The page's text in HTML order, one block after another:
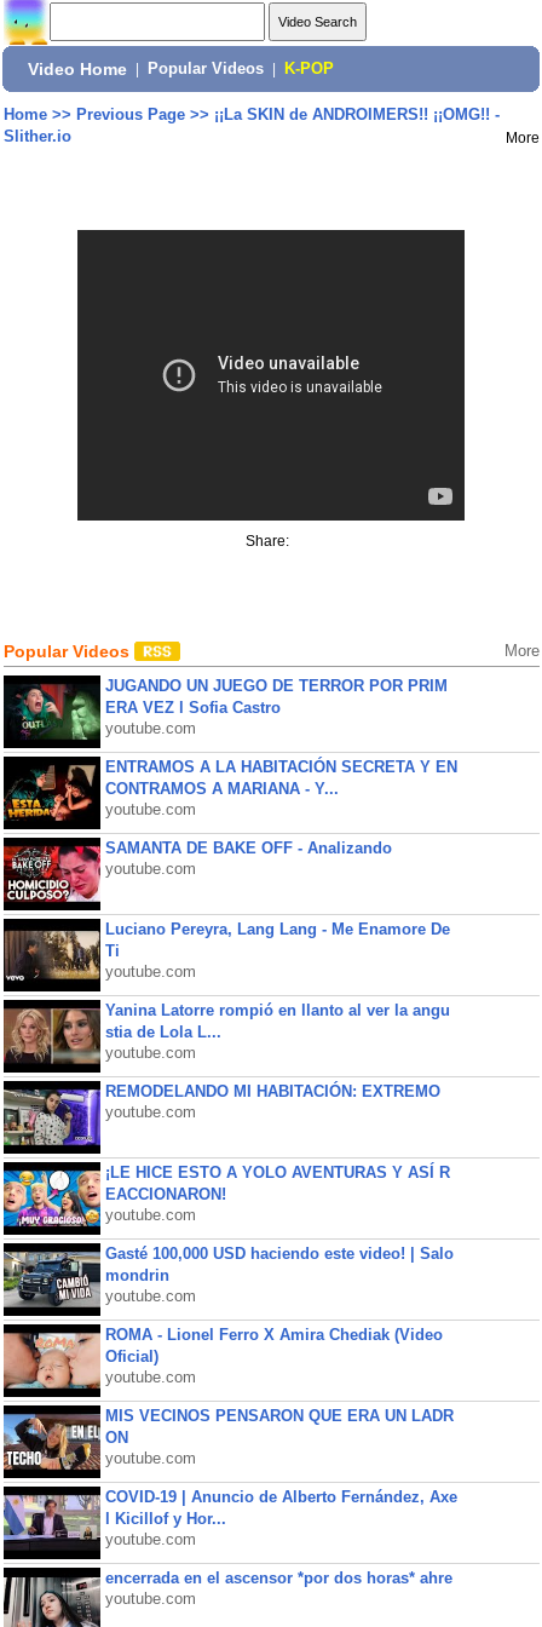
Video Home Popular Videos K-POP
Home>> Previous Page>> ¡¡La SKIN de ANDROIMERS!! ¡¡OMG!! -
Slither.io
More
Share:
Popular Videos More
JUGANDO UN JUEGO DE TERROR POR PRIM
ERA VEZ l Sofia Castro
youtube.com
ENTRAMOS A LA HABITACIÓN SECRETA Y EN
CONTRAMOS A MARIANA - Y...
youtube.com
SAMANTA DE BAKE OFF - Analizando
youtube.com
Luciano Pereyra, Lang Lang - Me Enamore De
Ti
youtube.com
Yanina Latorre rompió en llanto al ver la angu
stia de Lola L...
youtube.com
REMODELANDO MI HABITACIÓN: EXTREMO
youtube.com
¡LE HICE ESTO A YOLO AVENTURAS Y ASÍ R
EACCIONARON!
youtube.com
Gasté 100,000 USD haciendo este video! | Salo
mondrin
youtube.com
ROMA - Lionel Ferro X Amira Chediak (Video
Oficial)
youtube.com
MIS VECINOS PENSARON QUE ERA UN LADR
ON
youtube.com
COVID-19 | Anuncio de Alberto Fernández, Axe
l Kicillof y Hor...
youtube.com
encerrada en el ascensor *por dos horas* ahre
youtube.com